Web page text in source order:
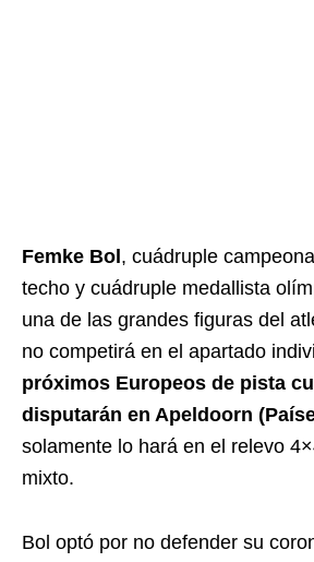
Femke Bol , cuádruple
techo y cuádruple medallista
una de las grandes figuras del
no competirá en el apartado
próximos Europeos de pista
disputarán en Apeldoorn
solamente lo hará en el relevo
mixto.
Bol optó por no defender su